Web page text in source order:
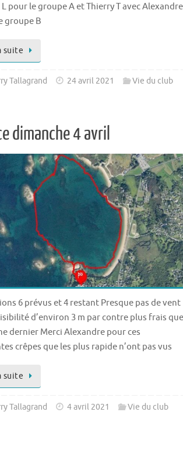
pour le groupe A et Thierry T avec Alexandre
groupe B
suite
Tallagrand 24 avril 2021 Vie du club
dimanche 4 avril
6 prévus et 4 restant Presque pas de vent
d’environ 3 m par contre plus frais que
dernier Merci Alexandre pour ces
crêpes que les plus rapide n’ont pas vus
suite
Tallagrand 4 avril 2021 Vie du club